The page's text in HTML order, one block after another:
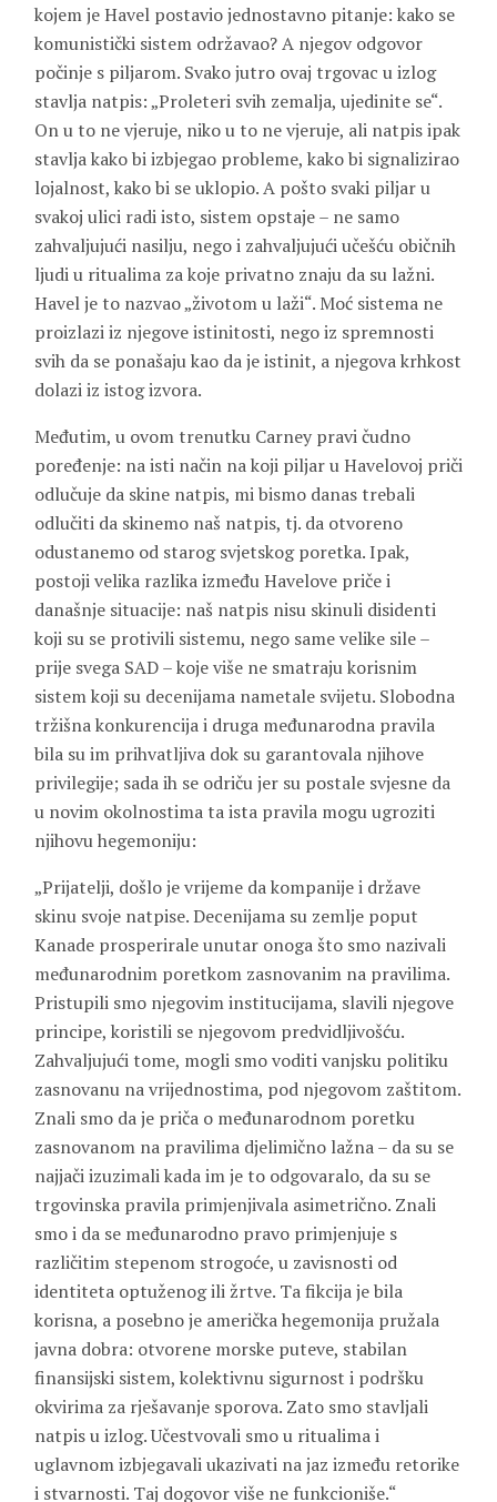
kojem je Havel postavio jednostavno pitanje: kako se
komunistički sistem održavao? A njegov odgovor
počinje s piljarom. Svako jutro ovaj trgovac u izlog
stavlja natpis: „Proleteri svih zemalja, ujedinite se“.
On u to ne vjeruje, niko u to ne vjeruje, ali natpis ipak
stavlja kako bi izbjegao probleme, kako bi signalizirao
lojalnost, kako bi se uklopio. A pošto svaki piljar u
svakoj ulici radi isto, sistem opstaje – ne samo
zahvaljujući nasilju, nego i zahvaljujući učešću običnih
ljudi u ritualima za koje privatno znaju da su lažni.
Havel je to nazvao „životom u laži“. Moć sistema ne
proizlazi iz njegove istinitosti, nego iz spremnosti
svih da se ponašaju kao da je istinit, a njegova krhkost
dolazi iz istog izvora.
Međutim, u ovom trenutku Carney pravi čudno
poređenje: na isti način na koji piljar u Havelovoj priči
odlučuje da skine natpis, mi bismo danas trebali
odlučiti da skinemo naš natpis, tj. da otvoreno
odustanemo od starog svjetskog poretka. Ipak,
postoji velika razlika između Havelove priče i
današnje situacije: naš natpis nisu skinuli disidenti
koji su se protivili sistemu, nego same velike sile –
prije svega SAD – koje više ne smatraju korisnim
sistem koji su decenijama nametale svijetu. Slobodna
tržišna konkurencija i druga međunarodna pravila
bila su im prihvatljiva dok su garantovala njihove
privilegije; sada ih se odriču jer su postale svjesne da
u novim okolnostima ta ista pravila mogu ugroziti
njihovu hegemoniju:
„Prijatelji, došlo je vrijeme da kompanije i države
skinu svoje natpise. Decenijama su zemlje poput
Kanade prosperirale unutar onoga što smo nazivali
međunarodnim poretkom zasnovanim na pravilima.
Pristupili smo njegovim institucijama, slavili njegove
principe, koristili se njegovom predvidljivošću.
Zahvaljujući tome, mogli smo voditi vanjsku politiku
zasnovanu na vrijednostima, pod njegovom zaštitom.
Znali smo da je priča o međunarodnom poretku
zasnovanom na pravilima djelimično lažna – da su se
najjači izuzimali kada im je to odgovaralo, da su se
trgovinska pravila primjenjivala asimetrično. Znali
smo i da se međunarodno pravo primjenjuje s
različitim stepenom strogoće, u zavisnosti od
identiteta optuženog ili žrtve. Ta fikcija je bila
korisna, a posebno je američka hegemonija pružala
javna dobra: otvorene morske puteve, stabilan
finansijski sistem, kolektivnu sigurnost i podršku
okvirima za rješavanje sporova. Zato smo stavljali
natpis u izlog. Učestvovali smo u ritualima i
uglavnom izbjegavali ukazivati na jaz između retorike
i stvarnosti. Taj dogovor više ne funkcioniše.“